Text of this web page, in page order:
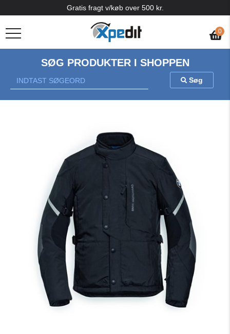
0
Gratis fragt v/køb over 500 kr.
SØG PRODUKTER I SHOPPEN
Søg